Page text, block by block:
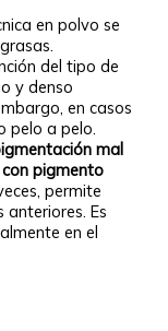
en polvo se
del tipo de
y denso
en casos
pelo a pelo.
mal
pigmento
permite
anteriores. Es
en el